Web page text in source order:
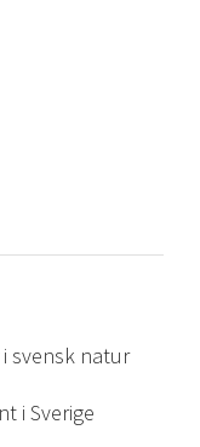
svensk natur
i Sverige